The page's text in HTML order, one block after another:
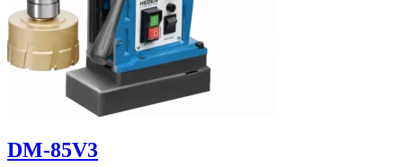
DM-85V3